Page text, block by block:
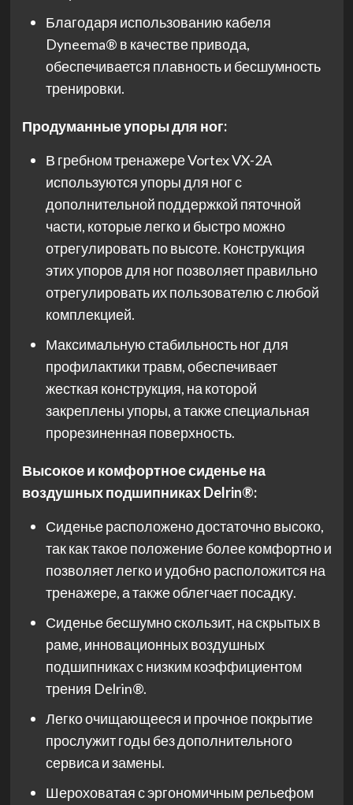
Благодаря использованию кабеля
Dyneema® в качестве привода,
обеспечивается плавность и бесшумность
тренировки.
Продуманные упоры для ног:
В гребном тренажере Vortex VX-2A
используются упоры для ног с
дополнительной поддержкой пяточной
части, которые легко и быстро можно
отрегулировать по высоте. Конструкция
этих упоров для ног позволяет правильно
отрегулировать их пользователю с любой
комплекцией.
Максимальную стабильность ног для
профилактики травм, обеспечивает
жесткая конструкция, на которой
закреплены упоры, а также специальная
прорезиненная поверхность.
Высокое и комфортное сиденье на
воздушных подшипниках Delrin®:
Сиденье расположено достаточно высоко,
так как такое положение более комфортно и
позволяет легко и удобно расположится на
тренажере, а также облегчает посадку.
Сиденье бесшумно скользит, на скрытых в
раме, инновационных воздушных
подшипниках с низким коэффициентом
трения Delrin®.
Легко очищающееся и прочное покрытие
прослужит годы без дополнительного
сервиса и замены.
Шероховатая с эргономичным рельефом